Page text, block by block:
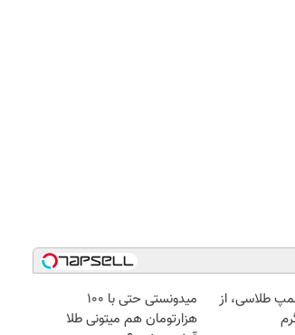
طلاسی، از
میدونستی حتی با ۱۰۰
هزارتومان هم میتونی طلا